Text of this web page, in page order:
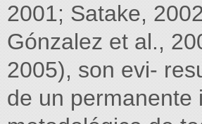
2001; Satake,
Gónzalez et al.,
2005), son evi-
de un permanente